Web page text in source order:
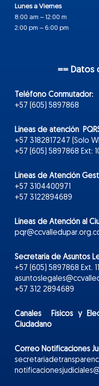
Lunes a Viernes
8:00 am – 12:00 m
2:00 pm – 6:00 pm
== Datos
Teléfono Conmutador:
+57 (605) 5897868
Líneas de atención
+57 3182817247 (Solo
+57 (605) 5897868 Ext:
Líneas de Atención
+57 3104400971
+57 3122894689
Líneas de Atención al
Secretaría de Asuntos
+57 (605) 5897868 Ext.
+57 312 2894689
Canales Físicos y
Ciudadano
Correo Notificaciones